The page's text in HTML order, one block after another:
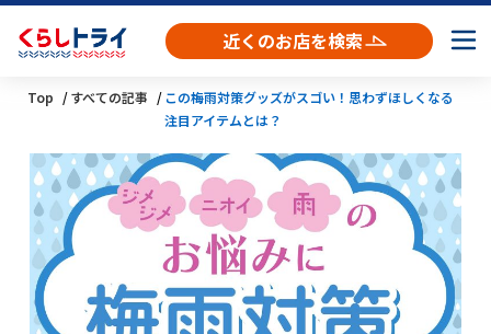
近くのお店を検索
Top すべての記事
この梅雨対策グッズがスゴい！思わずほしくなる
注目アイテムとは？